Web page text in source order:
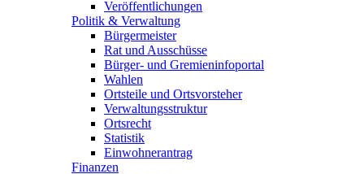
Veröffentlichungen
Politik & Verwaltung
Bürgermeister
Rat und Ausschüsse
Bürger- und Gremieninfoportal
Wahlen
Ortsteile und Ortsvorsteher
Verwaltungsstruktur
Ortsrecht
Statistik
Einwohnerantrag
Finanzen